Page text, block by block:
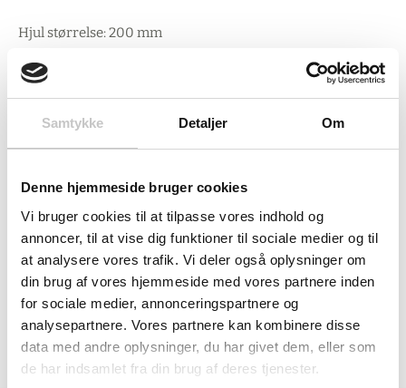
Samtykke Detaljer Om
Denne hjemmeside bruger cookies
Vi bruger cookies til at tilpasse vores indhold og
annoncer, til at vise dig funktioner til sociale medier og til
at analysere vores trafik. Vi deler også oplysninger om
din brug af vores hjemmeside med vores partnere inden
for sociale medier, annonceringspartnere og
analysepartnere. Vores partnere kan kombinere disse
data med andre oplysninger, du har givet dem, eller som
de har indsamlet fra din brug af deres tjenester.
Hjul størrelse: 200 mm
Produceret i Tyskland af Fetra.